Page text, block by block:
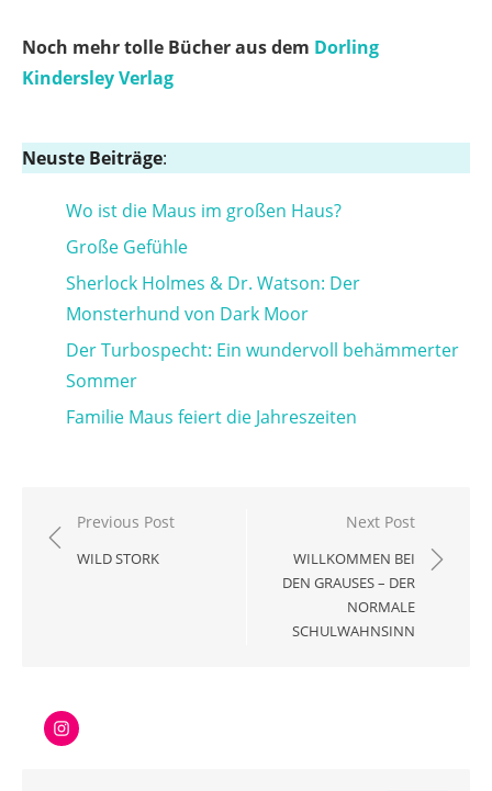
Noch mehr tolle Bücher aus dem Dorling
Kindersley Verlag
Neuste Beiträge:
Wo ist die Maus im großen Haus?
Große Gefühle
Sherlock Holmes & Dr. Watson: Der
Monsterhund von Dark Moor
Der Turbospecht: Ein wundervoll behämmerter
Sommer
Familie Maus feiert die Jahreszeiten
Beitragsnavigation
Previous Post
WILD STORK
Next Post
WILLKOMMEN BEI
DEN GRAUSES – DER
NORMALE
SCHULWAHNSINN
Instagram